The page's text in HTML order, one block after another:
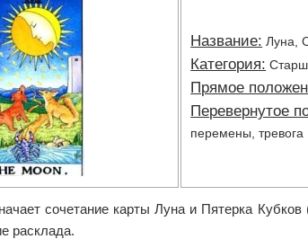
Название: Луна,
Категория:
Прямое
Перевернутое
перемены, тревога
сочетание карты Луна и Пятерка
расклада.